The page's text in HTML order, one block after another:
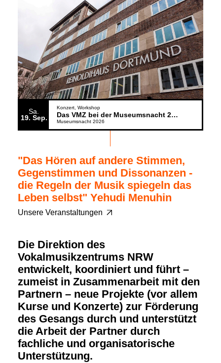
Sa.
19 Sep.
Konzert Workshop
Das VMZ bei der Museumsnacht 2026
Museumsnacht 2026
"Das Hören auf andere Stimmen,
Gegenstimmen und Dissonanzen -
die Regeln der Musik spiegeln das
Leben selbst" Yehudi Menuhin
Unsere Veranstaltungen
Die Direktion des
Vokalmusikzentrums NRW
entwickelt, koordiniert und führt –
zumeist in Zusammenarbeit mit den
Partnern – neue Projekte (vor allem
Kurse und Konzerte) zur Förderung
des Gesangs durch und unterstützt
die Arbeit der Partner durch
fachliche und organisatorische
Unterstützung.